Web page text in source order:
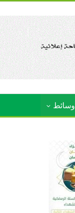
وسائط